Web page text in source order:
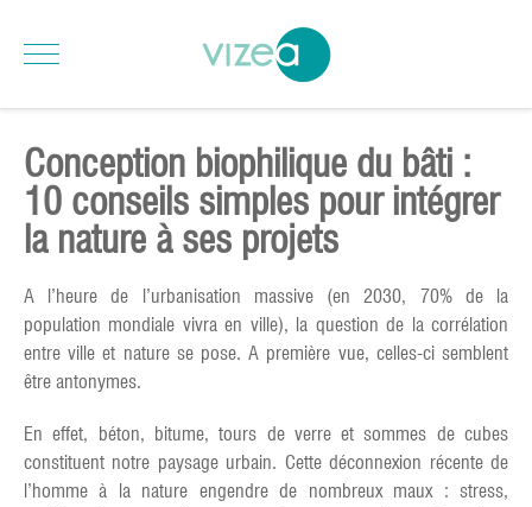
Conception biophilique du bâti :
10 conseils simples pour intégrer
la nature à ses projets
A l’heure de l’urbanisation massive (en 2030, 70% de la
population mondiale vivra en ville), la question de la corrélation
entre ville et nature se pose. A première vue, celles-ci semblent
être antonymes.
En effet, béton, bitume, tours de verre et sommes de cubes
constituent notre paysage urbain. Cette déconnexion récente de
l’homme à la nature engendre de nombreux maux : stress,